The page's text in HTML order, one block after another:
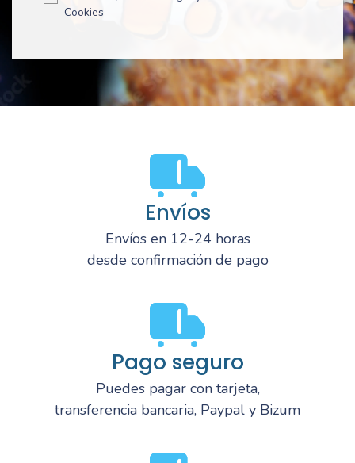
Cookies
Envíos
Envíos en 12-24 horas
desde confirmación de pago
Pago seguro
Puedes pagar con tarjeta,
transferencia bancaria, Paypal y Bizum